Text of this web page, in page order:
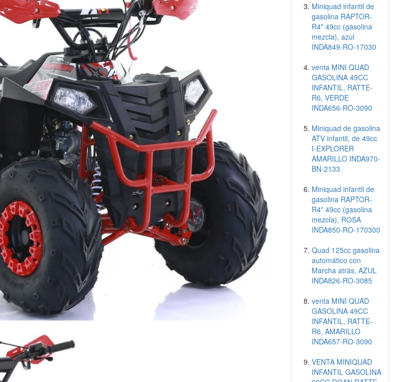
Miniquad infantil de
gasolina RAPTOR-
R4" 49cc (gasolina
mezcla), azul
INDA849-RO-17030
venta MINI QUAD
GASOLINA 49CC
INFANTIL, RATTE-
R6, VERDE
INDA656-RO-3090
Miniquad de gasolina
ATV infantil, de 49cc
I-EXPLORER
AMARILLO INDA970-
BN-2133
Miniquad infantil de
gasolina RAPTOR-
R4" 49cc (gasolina
mezcla), ROSA
INDA850-RO-170300
Quad 125cc gasolina
automático con
Marcha atrás, AZUL
INDA826-RO-3085
venta MINI QUAD
GASOLINA 49CC
INFANTIL, RATTE-
R6, AMARILLO
INDA657-RO-3090
VENTA MINIQUAD
INFANTIL GASOLINA